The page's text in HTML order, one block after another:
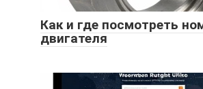
Как и где посмотреть
двигателя